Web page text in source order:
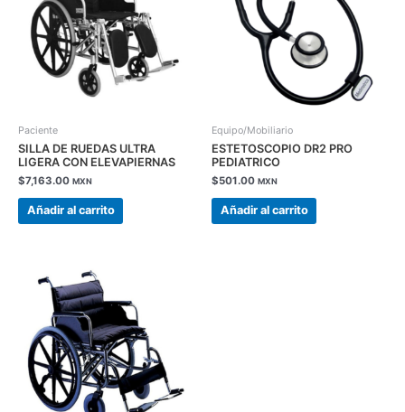
Paciente
SILLA DE RUEDAS ULTRA
LIGERA CON ELEVAPIERNAS
$7,163.00 MXN
Añadir al carrito
Equipo/Mobiliario
ESTETOSCOPIO DR2 PRO
PEDIATRICO
$501.00 MXN
Añadir al carrito